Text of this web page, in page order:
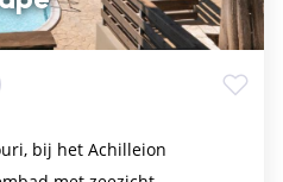
bij het Achilleion